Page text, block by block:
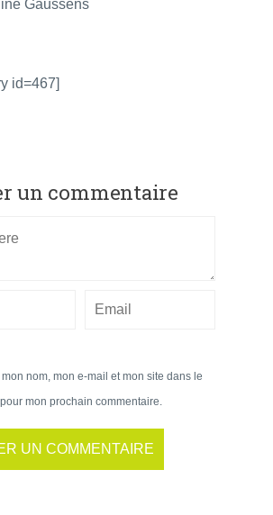
Gaussens
id=467]
un commentaire
nom, mon e-mail et mon site dans le
mon prochain commentaire.